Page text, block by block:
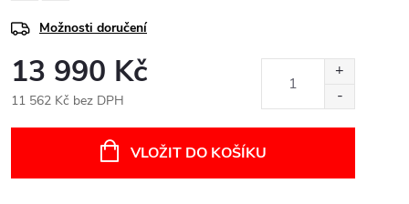
Možnosti doručení
13 990 Kč
11 562 Kč bez DPH
VLOŽIT DO KOŠÍKU